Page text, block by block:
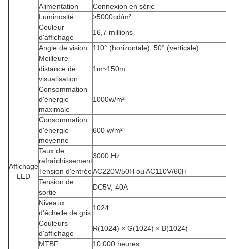
Affichage
LED
Alimentation
Connexion en série
Luminosité
>5000cd/m²
Couleur
d'affichage
16,7 millions
Angle de vision
110° (horizontale), 50° (verticale)
Meilleure
distance de
visualisation
1m~150m
Consommation
d'énergie
maximale
1000w/m²
Consommation
d'énergie
moyenne
600 w/m²
Taux de
rafraîchissement
3000 Hz
Tension d'entréeAC220V/50H ou AC110V/60H
Tension de
sortie
DC5V, 40A
Niveaux
d'échelle de gris
1024
Couleurs
d'affichage
R(1024) × G(1024) × B(1024)
MTBF
10 000 heures